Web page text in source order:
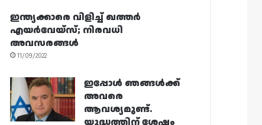
ഇന്ത്യക്കാരെ വിളിച്ച് ഖത്തർ
എയർവേയ്‌സ്; നിരവധി
അവസരങ്ങൾ
11/09/2022
ഇപ്പോൾ ഞങ്ങൾക്ക്
അവരെ
ആവശ്യമുണ്ട്.